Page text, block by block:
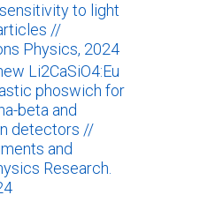
to light
//
Physics, 2024
Li2CaSiO4:Eu
phoswich for
beta and
detectors //
and
Research.